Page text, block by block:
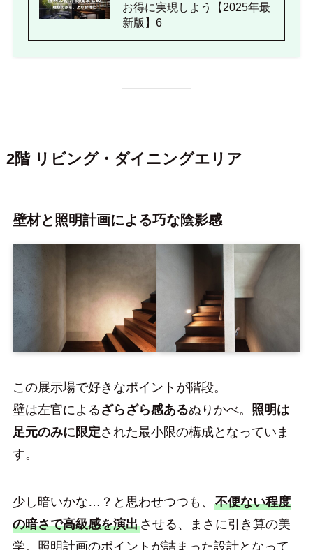
お得に実現しよう【2025年最
新版】6
2階 リビング・ダイニングエリア
壁材と照明計画による巧な陰影感
この展示場で好きなポイントが階段。
壁は左官による ざらざら感あるぬりかべ。 照明は
足元のみに限定された最小限の構成となっていま
す。
少し暗いかな…？と思わせつつも、 不便ない程度
の暗さで高級感を演出させる、まさに引き算の美
学。照明計画のポイントが詰まった設計となって